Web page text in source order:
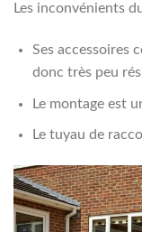
Les inconvénients
Ses accessoires
donc très peu
Le montage est
Le tuyau de